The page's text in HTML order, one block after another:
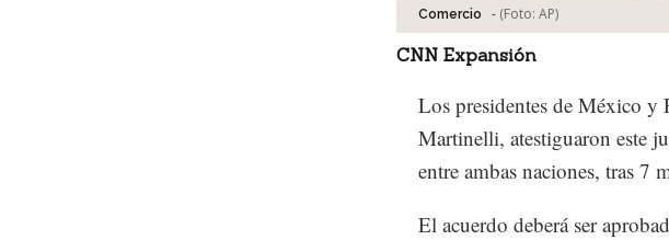
Comercio - (Foto: AP)
CNN Expansión
Los presidentes de México y
Martinelli, atestiguaron este
entre ambas naciones, tras 7
El acuerdo deberá ser